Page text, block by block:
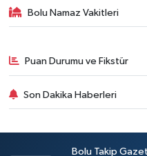
Bolu Namaz Vakitleri
Puan Durumu ve Fikstür
Son Dakika Haberleri
Bolu Takip